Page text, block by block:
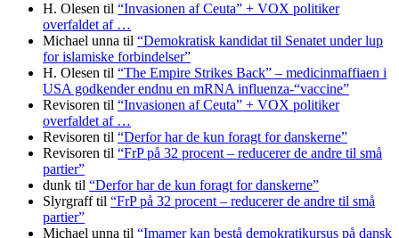
H. Olesen til “Invasionen af Ceuta” + VOX politiker
overfaldet af …
Michael unna til “Demokratisk kandidat til Senatet under lup
for islamiske forbindelser”
H. Olesen til “The Empire Strikes Back” – medicinmaffiaen i
USA godkender endnu en mRNA influenza-“vaccine”
Revisoren til “Invasionen af Ceuta” + VOX politiker
overfaldet af …
Revisoren til “Derfor har de kun foragt for danskerne”
Revisoren til “FrP på 32 procent – reducerer de andre til små
partier”
dunk til “Derfor har de kun foragt for danskerne”
Slyrgrafftil “FrP på 32 procent – reducerer de andre til små
partier”
Michael unna til “Imamer kan bestå demokratikursus på dansk